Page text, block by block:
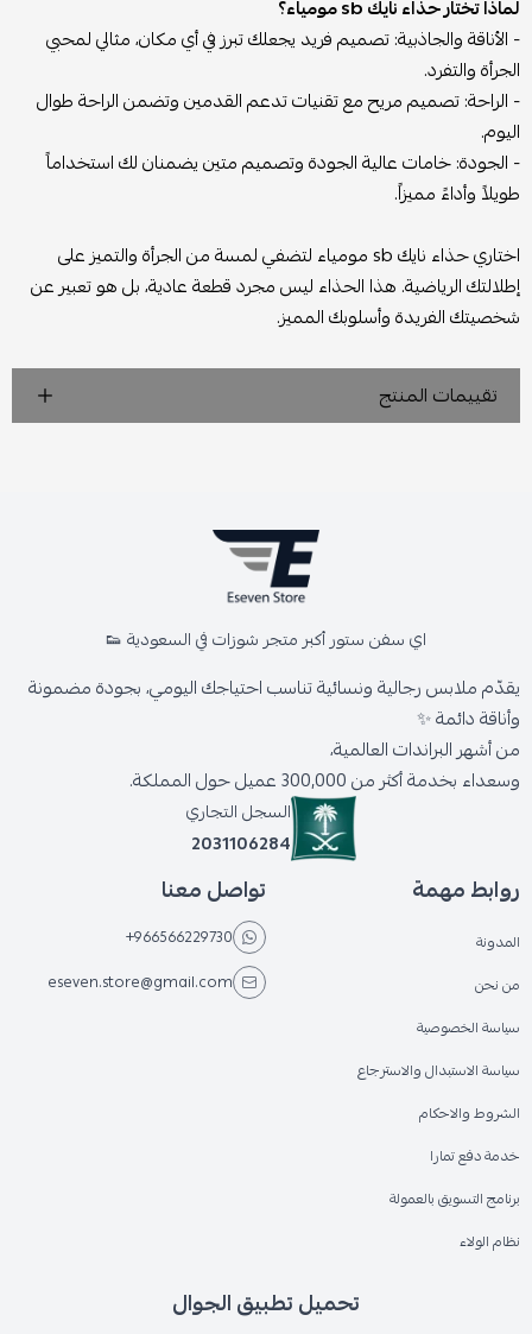
لماذا تختار حذاء نايك sb مومياء؟
- الأناقة والجاذبية: تصميم فريد يجعلك تبرز في أي مكان، مثالي لمحبي
الجرأة والتفرد.
- الراحة: تصميم مريح مع تقنيات تدعم القدمين وتضمن الراحة طوال
اليوم.
- الجودة: خامات عالية الجودة وتصميم متين يضمنان لك استخداماً
طويلاً وأداءً مميزاً.
اختاري حذاء نايك sb مومياء لتضفي لمسة من الجرأة والتميز على
إطلالتك الرياضية. هذا الحذاء ليس مجرد قطعة عادية، بل هو تعبير عن
شخصيتك الفريدة وأسلوبك المميز.
تقييمات المنتج
اي سفن ستور أكبر متجر شوزات في السعودية 👟
يقدّم ملابس رجالية ونسائية تناسب احتياجك اليومي، بجودة مضمونة
وأناقة دائمة ✨
من أشهر البراندات العالمية،
وسعداء بخدمة أكثر من 300,000 عميل حول المملكة.
السجل التجاري
2031106284
روابط مهمة
المدونة
من نحن
سياسة الخصوصية
سياسة الاستبدال والاسترجاع
الشروط والاحكام
خدمة دفع تمارا
برنامج التسويق بالعمولة
نظام الولاء
تواصل معنا
+966566229730
eseven.store@gmail.com
تحميل تطبيق الجوال